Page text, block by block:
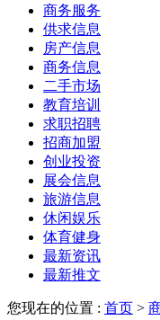
商务服务
供求信息
房产信息
商务信息
二手市场
教育培训
求职招聘
招商加盟
创业投资
展会信息
旅游信息
休闲娱乐
体育健身
最新资讯
最新推文
您现在的位置 : 首页 >